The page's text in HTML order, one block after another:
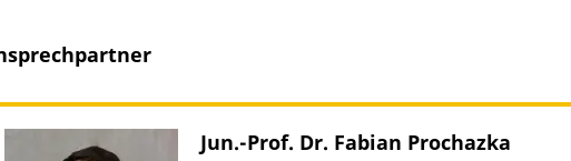
Jun.-Prof. Dr. Fabian Prochazka